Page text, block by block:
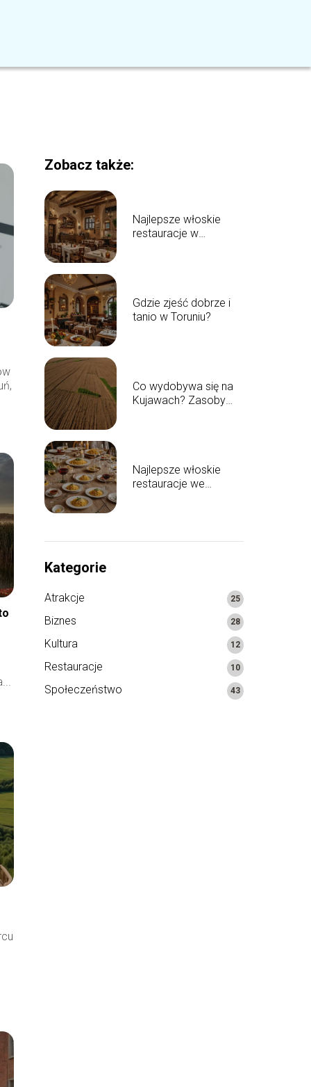
Zobacz także:
Najlepsze włoskie
restauracje w
Gdzie zjeść dobrze i
tanio w Toruniu?
Co wydobywa się na
Kujawach? Zasoby
Najlepsze włoskie
restauracje we
Kategorie
Atrakcje 25
Biznes 28
Kultura 12
Restauracje 10
Społeczeństwo 43